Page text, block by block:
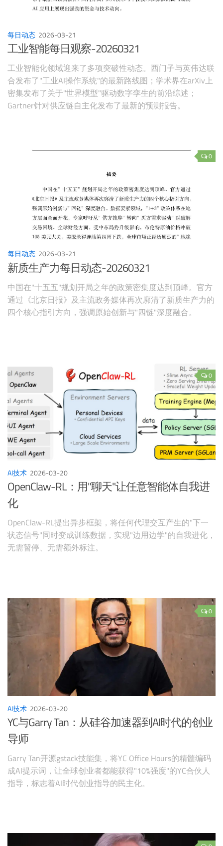
每日动态 2026-03-21
工业智能每日观察-20260321
工业智能化领域迎来了多项突破性动态。西门子与英伟达联
合发布了"工业AI操作系统"的最新路线图；学术界在arXiv上
密集发布了关于"世界模型"驱动数字孪生的前沿综述；
Gartner针对供应链自主化发布了最新的预测报告。
0
每日动态 2026-03-21
新质生产力每日动态-20260321
中国在"十五五"规划开局之年的政策密集度达到顶峰。官方
通过《北京日报》及主流政务媒体再次廓清了新质生产力的
四个核心指引方向，强调原始创新与"四链"深度融合。
0
AI技术 2026-03-20
OpenClaw-RL：用"聊天"让任意智能体自我进
化
OpenClaw-RL提出异步框架，将任何代理交互产生的"下一
状态信号"同时变成训练数据，实现"边用边学"的自我进化，
无需暂停、无需额外标注。
0
AI技术 2026-03-20
YC与Garry Tan：从硅谷加速器到AI时代的创业
导师
Garry Tan开源gstack技能集，将YC Office Hours的精髓编码
成AI提示词，让全球创业者都能获得"10%强度"的YC合伙人
指导，标志着AI时代创业指导的民主化。